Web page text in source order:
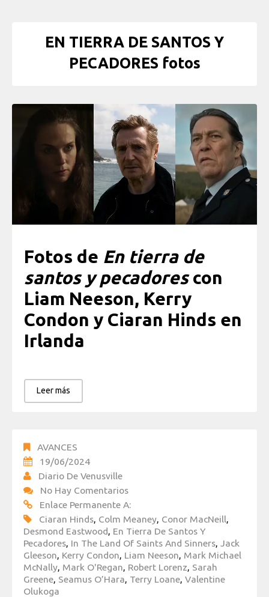
EN TIERRA DE SANTOS Y
PECADORES fotos
Fotos de En tierra de
santos y pecadorescon
Liam Neeson, Kerry
Condon y Ciaran Hinds en
Irlanda
Leer más
AVANCES
19/06/2024
Diario De Venusville
No Hay Comentarios
Enlace Permanente A:
Ciaran Hinds Colm Meaney Conor MacNeill
Desmond Eastwood En Tierra De Santos Y
Pecadores In The Land Of Saints And Sinners
Jack
Gleeson Kerry Condon Liam Neeson Mark Michael
McNally Mark O'Regan Robert Lorenz Sarah
Greene Seamus O’Hara Terry Loane Valentine
Olukoga